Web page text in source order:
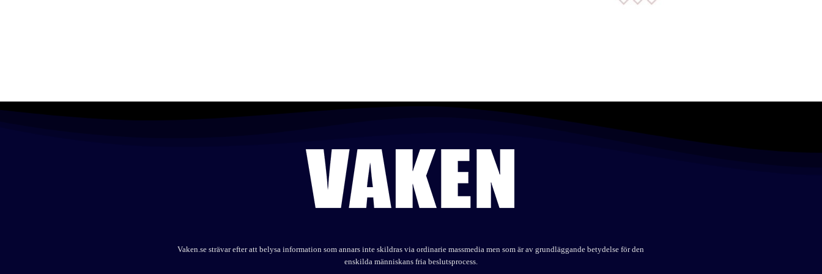
Vaken.se strävar efter att belysa information som annars inte skildras via ordinarie massmedia men som är av grundläggande betydelse för den
enskilda människans fria beslutsprocess.